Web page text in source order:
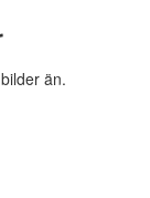
än.